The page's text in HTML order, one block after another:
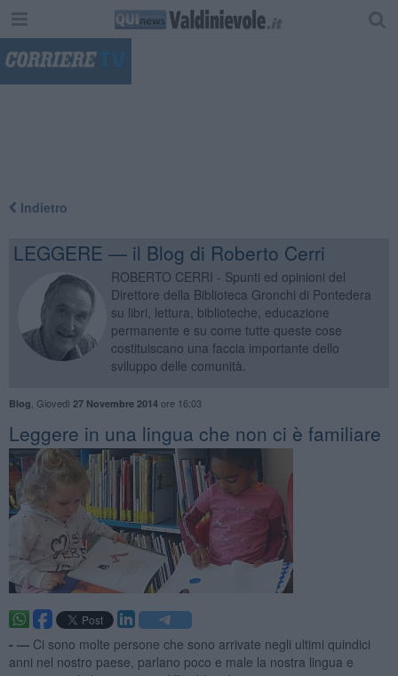
Indietro
LEGGERE — il Blog di Roberto Cerri
ROBERTO CERRI - Spunti ed opinioni del
Direttore della Biblioteca Gronchi di Pontedera
su libri, lettura, biblioteche, educazione
permanente e su come tutte queste cose
costituiscano una faccia importante dello
sviluppo delle comunità.
Blog Giovedì 27 Novembre 2014ore 16:03
Leggere in una lingua che non ci è familiare
- — Ci sono molte persone che sono arrivate negli ultimi quindici
anni nel nostro paese, parlano poco e male la nostra lingua e